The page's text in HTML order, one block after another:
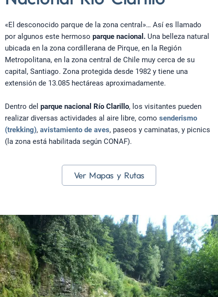
«El desconocido parque de la zona central»… Así es llamado
por algunos este hermoso parque nacional. Una belleza natural
ubicada en la zona cordillerana de Pirque, en la Región
Metropolitana, en la zona central de Chile muy cerca de su
capital, Santiago. Zona protegida desde 1982 y tiene una
extensión de 13.085 hectáreas aproximadamente.
Dentro del parque nacional Río Clarillo, los visitantes pueden
realizar diversas actividades al aire libre, como senderismo
(trekking), avistamiento de aves, paseos y caminatas, y picnics
(la zona está habilitada según CONAF).
Ver Mapas y Rutas